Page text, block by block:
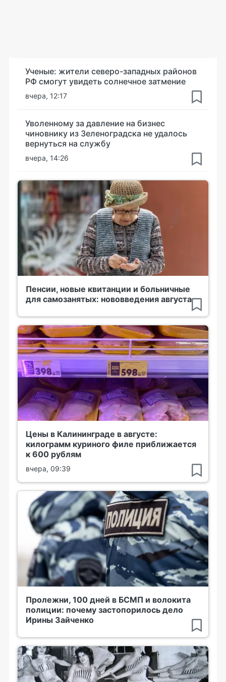
Ученые: жители северо-западных районов
РФ смогут увидеть солнечное затмение
вчера, 12:17
Уволенному за давление на бизнес
чиновнику из Зеленоградска не удалось
вернуться на службу
вчера, 14:26
Пенсии, новые квитанции и больничные
для самозанятых: нововведения августа
Цены в Калининграде в августе:
килограмм куриного филе приближается
к 600 рублям
вчера, 09:39
Пролежни, 100 дней в БСМП и волокита
полиции: почему застопорилось дело
Ирины Зайченко